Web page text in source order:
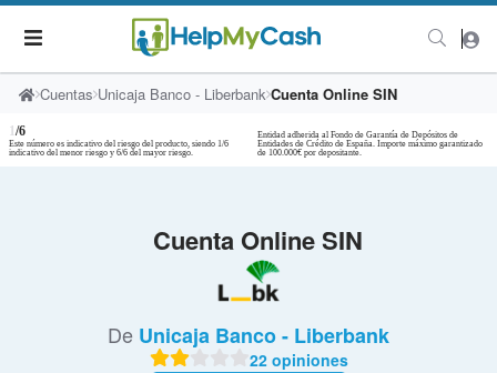
Cuentas Unicaja Banco - Liberbank Cuenta Online SIN
/6
Este número es indicativo del riesgo del producto, siendo 1/6
indicativo del menor riesgo y 6/6 del mayor riesgo.
Entidad adherida al Fondo de Garantía de Depósitos de
Entidades de Crédito de España. Importe máximo garantizado
de 100.000€ por depositante.
Cuenta Online SIN
De Unicaja Banco - Liberbank
22 opiniones